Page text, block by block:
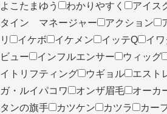
よこたまゆう
わかりやすく アイス
タイン マネージャー
アクション
リ
イケボ イケメン イッテQ イワ
ビュー
インフルエンサー ウィッグ
イトリフティング
ウギョル エスト
ガ・ルイパコワ
オンザ眉毛 オーカ
タンの旗手
カツケン カツラ カー